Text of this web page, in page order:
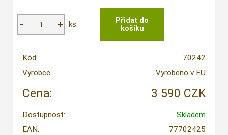
ks
Kód:
70242
Výrobce:
Vyrobeno v EU
Cena: 3 590 CZK
Dostupnost:
Skladem
EAN:
77702425